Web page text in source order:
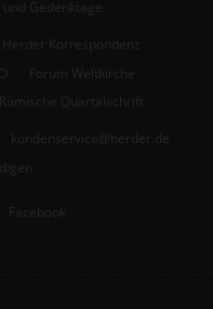
und Gedenktage
Herder Korrespondenz
Forum Weltkirche
Römische Quartalschrift
kundenservice@herder.de
Facebook